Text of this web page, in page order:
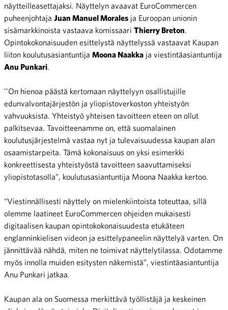
näytteilleasettajaksi. Näyttelyn avaavat EuroCommercen
puheenjohtaja Juan Manuel Morales ja Euroopan unionin
sisämarkkinoista vastaava komissaari Thierry Breton
Opintokokonaisuuden esittelystä näyttelyssä vastaavat Kaupan
liiton koulutusasiantuntija Moona Naakka ja viestintäasiantuntija
Anu Punkari
’’On hienoa päästä kertomaan näyttelyyn osallistujille
edunvalvontajärjestön ja yliopistoverkoston yhteistyön
vahvuuksista. Yhteistyö yhteisen tavoitteen eteen on ollut
palkitsevaa. Tavoitteenamme on, että suomalainen
koulutusjärjestelmä vastaa nyt ja tulevaisuudessa kaupan alan
osaamistarpeita. Tämä kokonaisuus on yksi esimerkki
konkreettisesta yhteistyöstä tavoitteen saavuttamiseksi
yliopistotasolla”, koulutusasiantuntija Moona Naakka kertoo.
“Viestinnällisesti näyttely on mielenkiintoista toteuttaa, sillä
olemme laatineet EuroCommercen ohjeiden mukaisesti
digitaalisen kaupan opintokokonaisuudesta etukäteen
englanninkielisen videon ja esittelypaneelin näyttelyä varten. On
jännittävää nähdä, miten ne toimivat näyttelytilassa. Odotamme
myös innolla muiden esitysten näkemistä”, viestintäasiantuntija
Anu Punkari jatkaa.
Kaupan ala on Suomessa merkittävä työllistäjä ja keskeinen